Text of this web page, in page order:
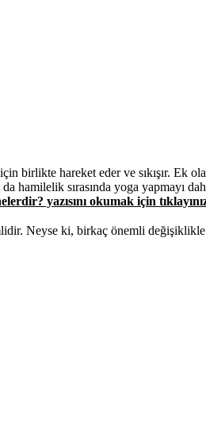
birlikte hareket eder ve sıkışır. Ek
hamilelik sırasında yoga yapmayı
yazısını okumak için
Neyse ki, birkaç önemli